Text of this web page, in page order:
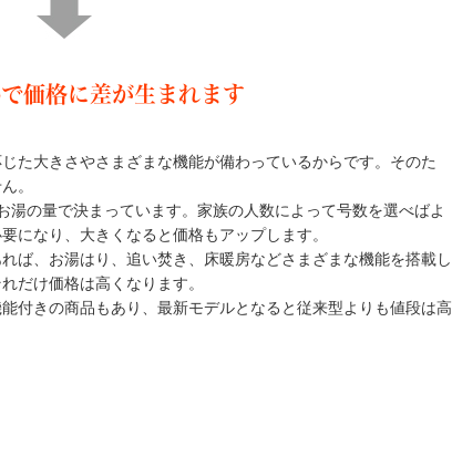
価格に差が生まれます
た大きさやさまざまな機能が備わっているからです。そのた
。
の量で決まっています。家族の人数によって号数を選べばよ
になり、大きくなると価格もアップします。
ば、お湯はり、追い焚き、床暖房などさまざまな機能を搭載し
だけ価格は高くなります。
付きの商品もあり、最新モデルとなると従来型よりも値段は高